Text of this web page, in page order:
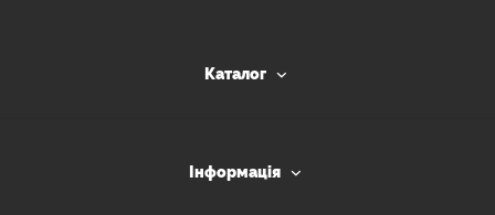
Каталог
Інформація